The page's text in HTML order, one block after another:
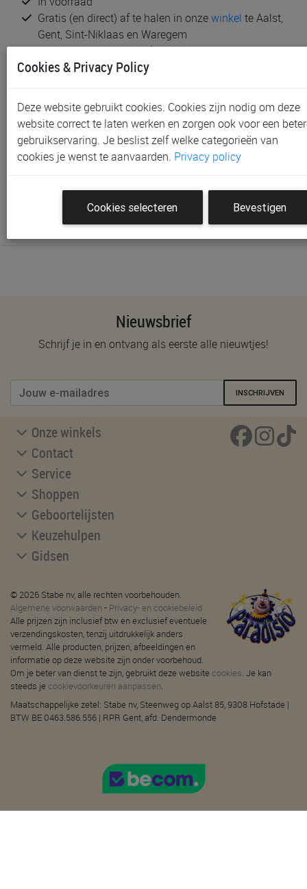
Gratis (en direct) af te halen in onzewinkel te Aalst,
Gent, Sint-Niklaas en Waregem
Gratis verzending vanaf € 80 *
Voorraad bij Paradisio
Klantenbeoordelingen
Meld je aan met je Paradisio account om een beoordeling
te plaatsen.
Nieuwsbrief
Schrijf je in en ontvang als eerste alle nieuwtjes!
INSCHRIJVEN
Onze winkels
Contact
Service
Shoppen
Geboortelijsten
Keuzehulpen
Gidsen
© 2026 Stabe nv, alle rechten voorbehouden.
Algemene voorwaarden - Privacy- en cookiebeleid
Alle prijzen zijn inclusief btw en exclusief eventuele
verzendingskosten, tenzij uitdrukkelijk anders
vermeld. Alle producten, prijzen, afbeeldingen en
informatie op deze website zijn onder voorbehoud.
Om je beter van dienst te zijn, gebruikt deze website cookies. Je kan
steeds je cookievoorkeuren aanpassen.
Maatschappelijke zetel: Stabe nv, Steenweg op Aalst 85, 9308 Hofstade |
BTW BE 0463.586.556 | RPR Gent, afd. Dendermonde
Cookies & Privacy Policy
Deze website gebruikt cookies. Cookies zijn nodig om deze
website correct te laten werken en zorgen ook voor een
gebruikservaring. Je beslist zelf welke categorieën van
cookies je wenst te aanvaarden. Privacy policy
Cookies selecteren Bevestigen